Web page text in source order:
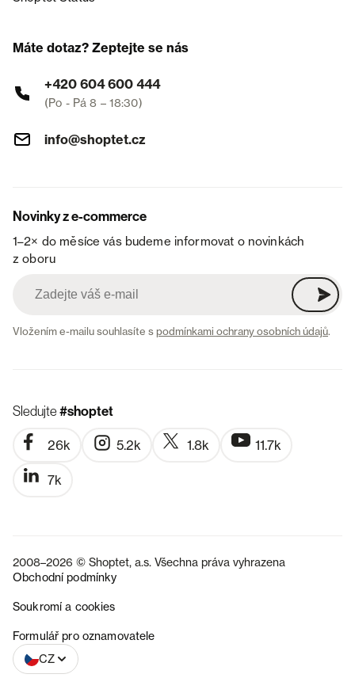
Máte dotaz? Zeptejte se nás
+420 604 600 444
(Po - Pá 8 – 18:30)
info@shoptet.cz
Novinky z e-commerce
1–2× do měsíce vás budeme informovat o novinkách
z oboru
Vložením e-mailu souhlasíte spodmínkami ochrany osobních údajů.
Sledujte#shoptet
26k 5.2k 1.8k 11.7k
7k
2008–2026 © Shoptet, a.s. Všechna práva vyhrazena
Obchodní podmínky
Soukromí a cookies
Formulář pro oznamovatele
CZ